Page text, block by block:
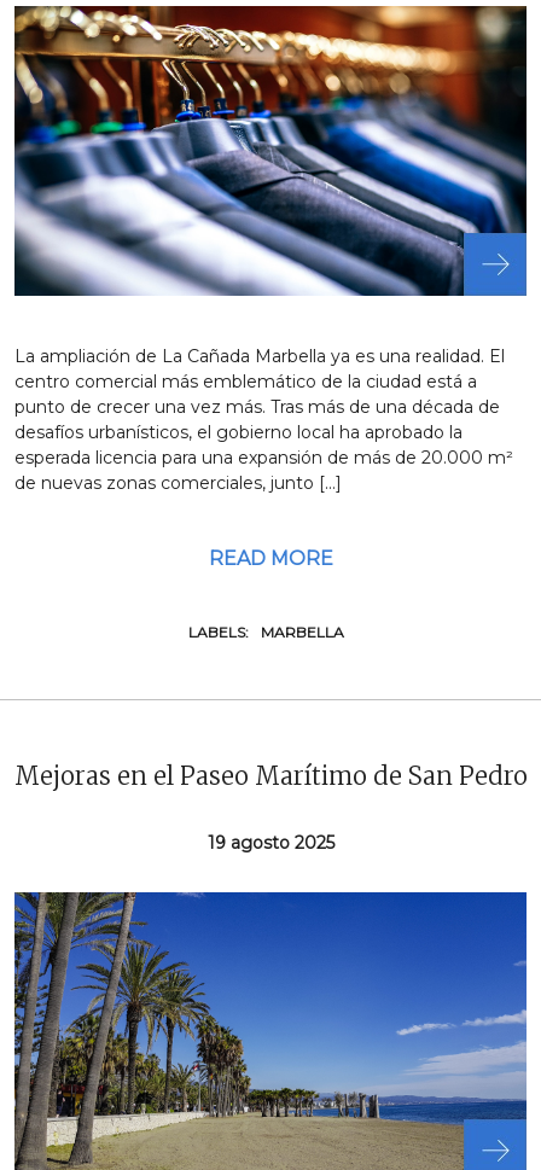
La ampliación de La Cañada Marbella ya es una realidad. El
centro comercial más emblemático de la ciudad está a
punto de crecer una vez más. Tras más de una década de
desafíos urbanísticos, el gobierno local ha aprobado la
esperada licencia para una expansión de más de 20.000 m²
de nuevas zonas comerciales, junto […]
READ MORE
LABELS: MARBELLA
Mejoras en el Paseo Marítimo de San
19 agosto 2025